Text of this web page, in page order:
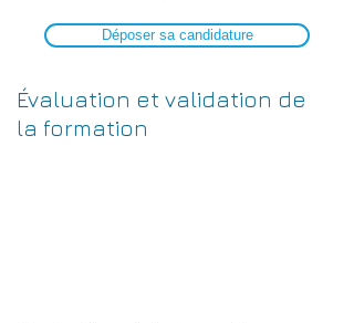
Déposer sa candidature
Évaluation et validation de
la formation